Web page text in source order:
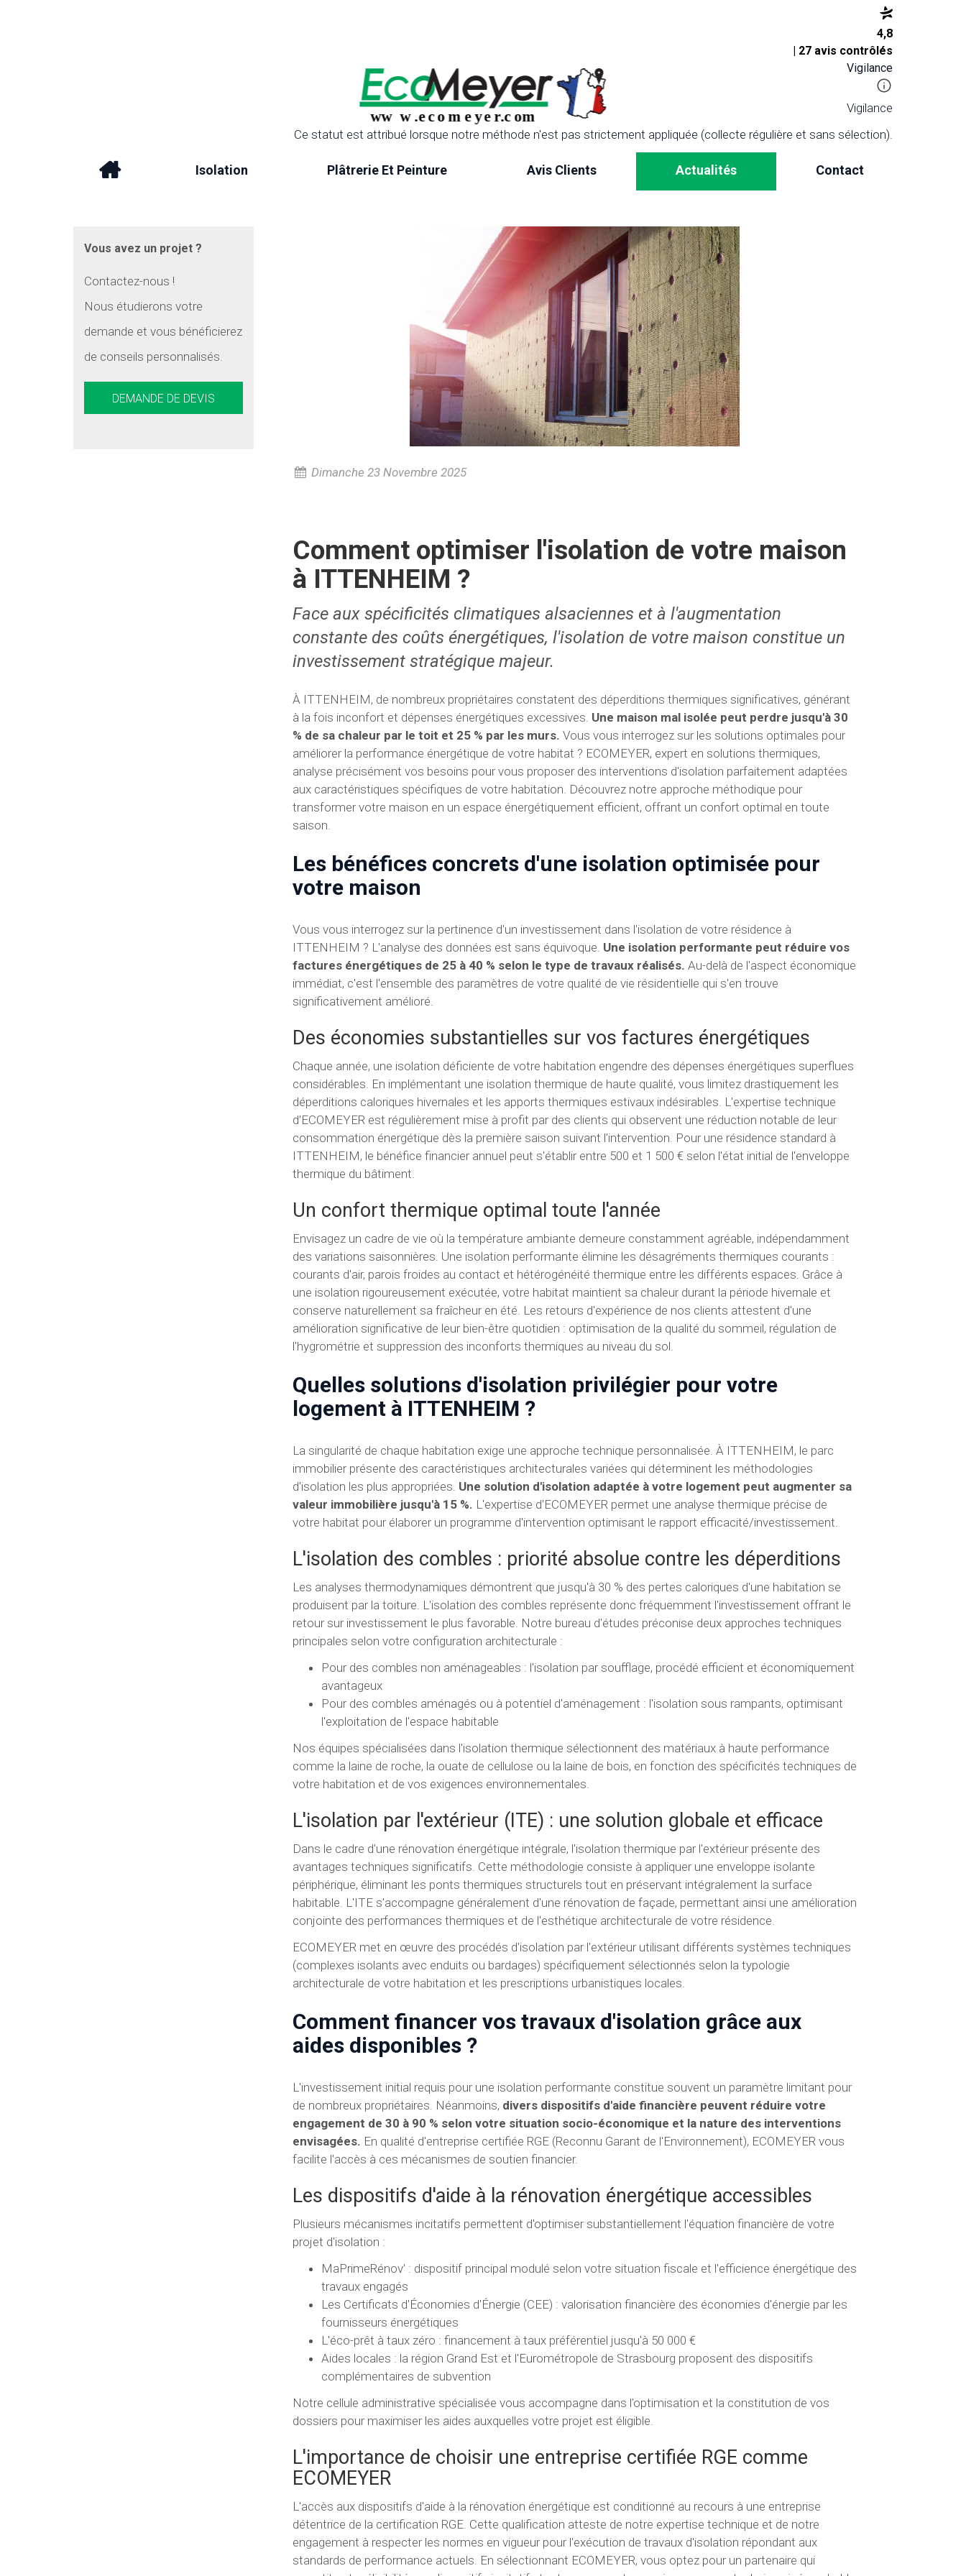
4,8
| 27 avis contrôlés
Vigilance
Vigilance
Ce statut est attribué lorsque notre méthode n'est pas strictement appliquée (collecte régulière et sans sélection).
Isolation Plâtrerie Et Peinture Avis Clients Actualités Contact
Vous avez un projet ?
Contactez-nous !
Nous étudierons votre
demande et vous bénéficierez
de conseils personnalisés.
DEMANDE DE DEVIS
Dimanche 23 Novembre 2025
Comment optimiser l'isolation de votre maison
à ITTENHEIM ?
Face aux spécificités climatiques alsaciennes et à l'augmentation
constante des coûts énergétiques, l'isolation de votre maison constitue un
investissement stratégique majeur.
À ITTENHEIM, de nombreux propriétaires constatent des déperditions thermiques significatives, générant
à la fois inconfort et dépenses énergétiques excessives. Une maison mal isolée peut perdre jusqu'à 30
% de sa chaleur par le toit et 25 % par les murs. Vous vous interrogez sur les solutions optimales pour
améliorer la performance énergétique de votre habitat ? ECOMEYER, expert en solutions thermiques,
analyse précisément vos besoins pour vous proposer des interventions d'isolation parfaitement adaptées
aux caractéristiques spécifiques de votre habitation. Découvrez notre approche méthodique pour
transformer votre maison en un espace énergétiquement efficient, offrant un confort optimal en toute
saison.
Les bénéfices concrets d'une isolation optimisée pour
votre maison
Vous vous interrogez sur la pertinence d'un investissement dans l'isolation de votre résidence à
ITTENHEIM ? L'analyse des données est sans équivoque. Une isolation performante peut réduire vos
factures énergétiques de 25 à 40 % selon le type de travaux réalisés. Au-delà de l'aspect économique
immédiat, c'est l'ensemble des paramètres de votre qualité de vie résidentielle qui s'en trouve
significativement amélioré.
Des économies substantielles sur vos factures énergétiques
Chaque année, une isolation déficiente de votre habitation engendre des dépenses énergétiques superflues
considérables. En implémentant une isolation thermique de haute qualité, vous limitez drastiquement les
déperditions caloriques hivernales et les apports thermiques estivaux indésirables. L'expertise technique
d'ECOMEYER est régulièrement mise à profit par des clients qui observent une réduction notable de leur
consommation énergétique dès la première saison suivant l'intervention. Pour une résidence standard à
ITTENHEIM, le bénéfice financier annuel peut s'établir entre 500 et 1 500 € selon l'état initial de l'enveloppe
thermique du bâtiment.
Un confort thermique optimal toute l'année
Envisagez un cadre de vie où la température ambiante demeure constamment agréable, indépendamment
des variations saisonnières. Une isolation performante élimine les désagréments thermiques courants :
courants d'air, parois froides au contact et hétérogénéité thermique entre les différents espaces. Grâce à
une isolation rigoureusement exécutée, votre habitat maintient sa chaleur durant la période hivernale et
conserve naturellement sa fraîcheur en été. Les retours d'expérience de nos clients attestent d'une
amélioration significative de leur bien-être quotidien : optimisation de la qualité du sommeil, régulation de
l'hygrométrie et suppression des inconforts thermiques au niveau du sol.
Quelles solutions d'isolation privilégier pour votre
logement à ITTENHEIM ?
La singularité de chaque habitation exige une approche technique personnalisée. À ITTENHEIM, le parc
immobilier présente des caractéristiques architecturales variées qui déterminent les méthodologies
d'isolation les plus appropriées. Une solution d'isolation adaptée à votre logement peut augmenter sa
valeur immobilière jusqu'à 15 %. L'expertise d'ECOMEYER permet une analyse thermique précise de
votre habitat pour élaborer un programme d'intervention optimisant le rapport efficacité/investissement.
L'isolation des combles : priorité absolue contre les déperditions
Les analyses thermodynamiques démontrent que jusqu'à 30 % des pertes caloriques d'une habitation se
produisent par la toiture. L'isolation des combles représente donc fréquemment l'investissement offrant le
retour sur investissement le plus favorable. Notre bureau d'études préconise deux approches techniques
principales selon votre configuration architecturale :
Pour des combles non aménageables : l'isolation par soufflage, procédé efficient et économiquement
avantageux
Pour des combles aménagés ou à potentiel d'aménagement : l'isolation sous rampants, optimisant
l'exploitation de l'espace habitable
Nos équipes spécialisées dans l'isolation thermique sélectionnent des matériaux à haute performance
comme la laine de roche, la ouate de cellulose ou la laine de bois, en fonction des spécificités techniques de
votre habitation et de vos exigences environnementales.
L'isolation par l'extérieur (ITE) : une solution globale et efficace
Dans le cadre d'une rénovation énergétique intégrale, l'isolation thermique par l'extérieur présente des
avantages techniques significatifs. Cette méthodologie consiste à appliquer une enveloppe isolante
périphérique, éliminant les ponts thermiques structurels tout en préservant intégralement la surface
habitable. L'ITE s'accompagne généralement d'une rénovation de façade, permettant ainsi une amélioration
conjointe des performances thermiques et de l'esthétique architecturale de votre résidence.
ECOMEYER met en œuvre des procédés d'isolation par l'extérieur utilisant différents systèmes techniques
(complexes isolants avec enduits ou bardages) spécifiquement sélectionnés selon la typologie
architecturale de votre habitation et les prescriptions urbanistiques locales.
Comment financer vos travaux d'isolation grâce aux
aides disponibles ?
L'investissement initial requis pour une isolation performante constitue souvent un paramètre limitant pour
de nombreux propriétaires. Néanmoins, divers dispositifs d'aide financière peuvent réduire votre
engagement de 30 à 90 % selon votre situation socio-économique et la nature des interventions
envisagées. En qualité d'entreprise certifiée RGE (Reconnu Garant de l'Environnement), ECOMEYER vous
facilite l'accès à ces mécanismes de soutien financier.
Les dispositifs d'aide à la rénovation énergétique accessibles
Plusieurs mécanismes incitatifs permettent d'optimiser substantiellement l'équation financière de votre
projet d'isolation :
MaPrimeRénov' : dispositif principal modulé selon votre situation fiscale et l'efficience énergétique des
travaux engagés
Les Certificats d'Économies d'Énergie (CEE) : valorisation financière des économies d'énergie par les
fournisseurs énergétiques
L'éco-prêt à taux zéro : financement à taux préférentiel jusqu'à 50 000 €
Aides locales : la région Grand Est et l'Eurométropole de Strasbourg proposent des dispositifs
complémentaires de subvention
Notre cellule administrative spécialisée vous accompagne dans l'optimisation et la constitution de vos
dossiers pour maximiser les aides auxquelles votre projet est éligible.
L'importance de choisir une entreprise certifiée RGE comme
ECOMEYER
L'accès aux dispositifs d'aide à la rénovation énergétique est conditionné au recours à une entreprise
détentrice de la certification RGE. Cette qualification atteste de notre expertise technique et de notre
engagement à respecter les normes en vigueur pour l'exécution de travaux d'isolation répondant aux
standards de performance actuels. En sélectionnant ECOMEYER, vous optez pour un partenaire qui